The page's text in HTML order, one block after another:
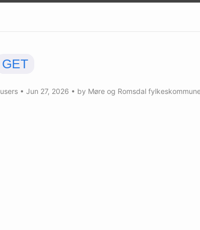
GET
users • Jun 27, 2026 • by Møre og Romsdal